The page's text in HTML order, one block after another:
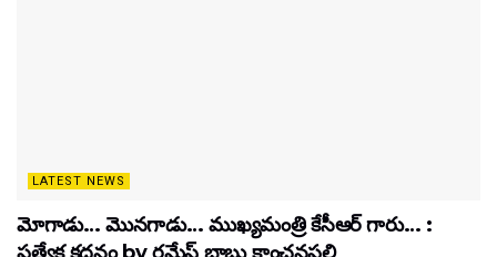
LATEST NEWS
మోగాడు… మొనగాడు… ముఖ్యమంత్రి కేసీఆర్ గారు… :
ప్రత్యేక కధనం by రమేష్ బాబు కాంచనపల్లి